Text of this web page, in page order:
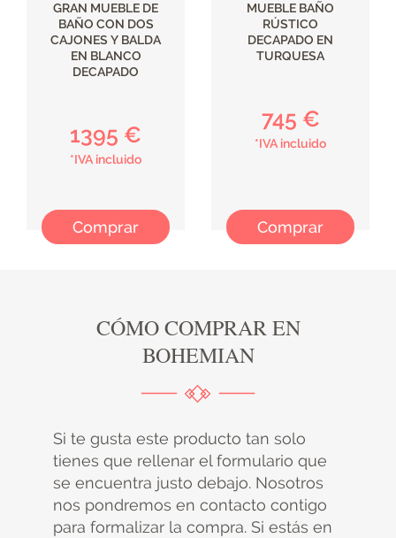
GRAN MUEBLE DE
BAÑO CON DOS
CAJONES Y BALDA
EN BLANCO
DECAPADO
1395 €
*IVA incluido
Comprar
MUEBLE BAÑO
RÚSTICO
DECAPADO EN
TURQUESA
745 €
*IVA incluido
Comprar
CÓMO COMPRAR EN
BOHEMIAN
Si te gusta este producto tan solo
tienes que rellenar el formulario que
se encuentra justo debajo. Nosotros
nos pondremos en contacto contigo
para formalizar la compra. Si estás en